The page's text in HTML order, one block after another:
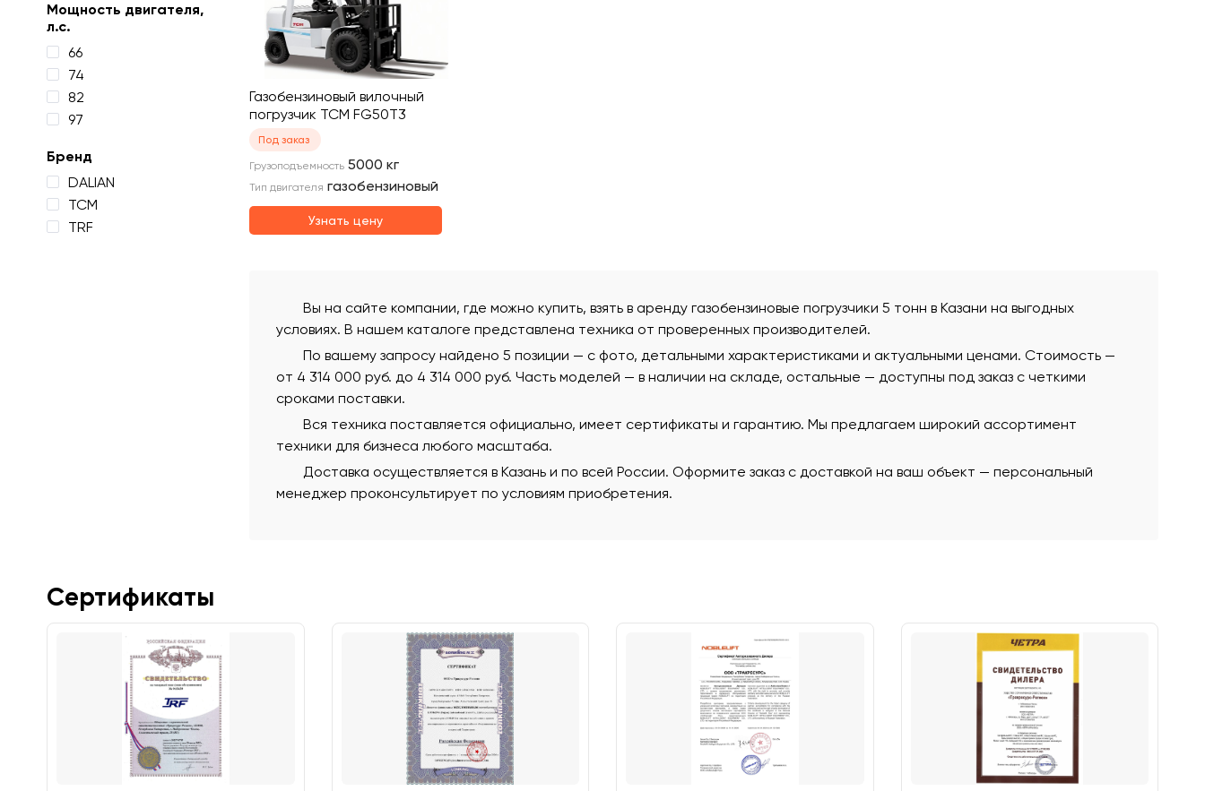
Мощность двигателя,
л.с.
66
74
82
97
Бренд
DALIAN
TCM
TRF
Газобензиновый вилочный
погрузчик TCM FG50T3
Под заказ
Грузоподъемность 5000 кг
Тип двигателя газобензиновый
Узнать цену
Вы на сайте компании, где можно купить, взять в аренду газобензиновые погрузчики 5 тонн в Казани на выгодных
условиях. В нашем каталоге представлена техника от проверенных производителей.
По вашему запросу найдено 5 позиции — с фото, детальными характеристиками и актуальными ценами. Стоимость —
от 4 314 000 руб. до 4 314 000 руб. Часть моделей — в наличии на складе, остальные — доступны под заказ с четкими
сроками поставки.
Вся техника поставляется официально, имеет сертификаты и гарантию. Мы предлагаем широкий ассортимент
техники для бизнеса любого масштаба.
Доставка осуществляется в Казань и по всей России. Оформите заказ с доставкой на ваш объект — персональный
менеджер проконсультирует по условиям приобретения.
Сертификаты